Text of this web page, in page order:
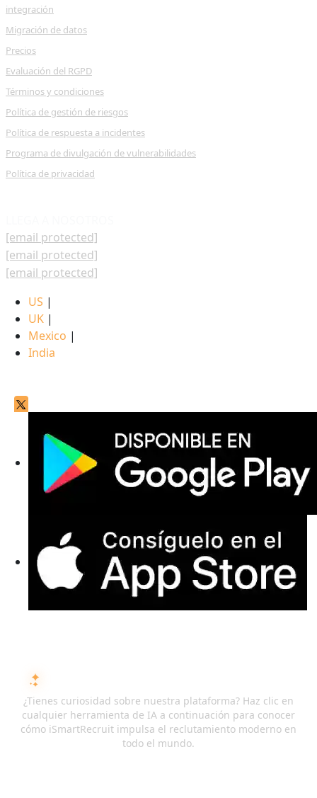
integración
Migración de datos
Precios
Evaluación del RGPD
Términos y condiciones
Política de gestión de riesgos
Política de respuesta a incidentes
Programa de divulgación de vulnerabilidades
Política de privacidad
[email protected]
[email protected]
[email protected]
US |
UK |
Mexico |
India
¿Tienes curiosidad sobre nuestra plataforma? Haz clic en
cualquier herramienta de IA a continuación para conocer
cómo iSmartRecruit impulsa el reclutamiento moderno en
todo el mundo.